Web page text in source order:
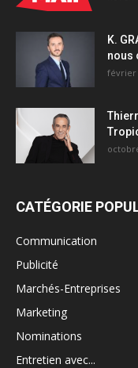
K.
nous
février
CATÉGORIE
Communication
Publicité
Marchés-Entreprises
Marketing
Nominations
Entretien avec...